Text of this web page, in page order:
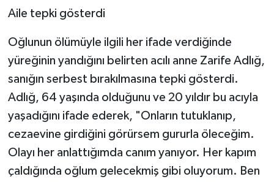
Aile tepki gösterdi
Oğlunun ölümüyle ilgili her ifade verdiğinde
yüreğinin yandığını belirten acılı anne Zarife Adlığ,
sanığın serbest bırakılmasına tepki gösterdi.
Adlığ, 64 yaşında olduğunu ve 20 yıldır bu acıyla
yaşadığını ifade ederek, "Onların tutuklanıp,
cezaevine girdiğini görürsem gururla öleceğim.
Olayı her anlattığımda canım yanıyor. Her kapım
çaldığında oğlum gelecekmiş gibi oluyorum. Ben